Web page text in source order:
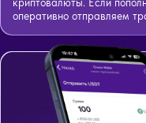
оперативно отправляем